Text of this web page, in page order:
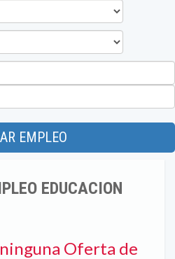
EMPLEO
EDUCACION
Oferta de